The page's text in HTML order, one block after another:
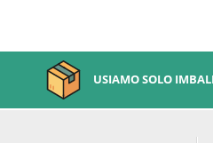
USIAMO SOLO